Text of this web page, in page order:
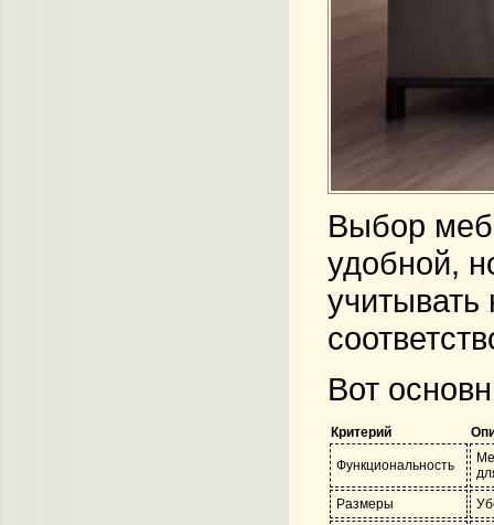
Выбор
удобной,
Вот
Критерий
Функциональность
Размеры